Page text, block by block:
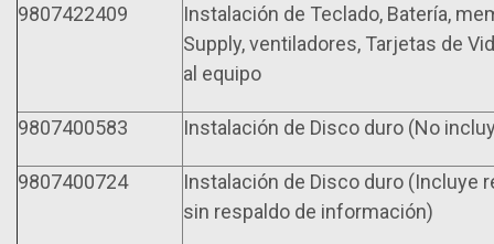
9807422409
Instalación de Teclado, Batería,
Supply, ventiladores, Tarjetas de
al equipo
9807400583 Instalación de Disco duro (No
9807400724
Instalación de Disco duro (Incluye
sin respaldo de información)